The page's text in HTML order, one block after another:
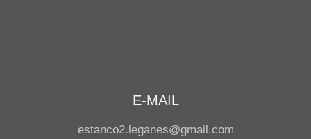
E-MAIL
estanco2.leganes@gmail.com